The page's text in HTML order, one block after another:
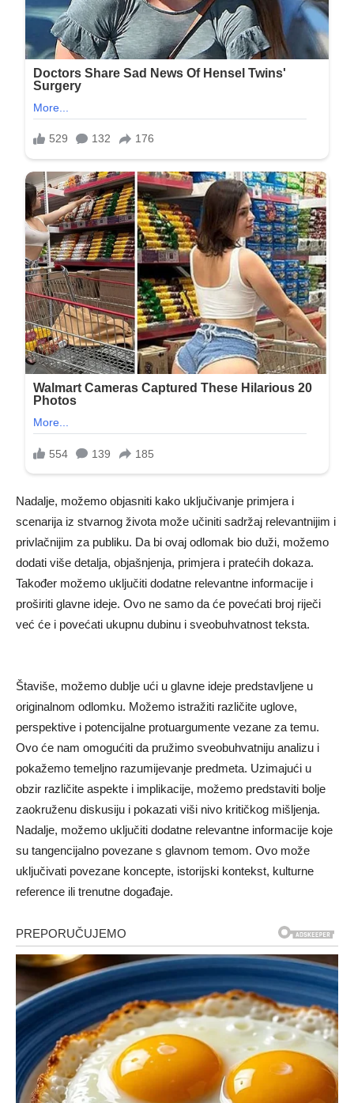
Nadalje, možemo objasniti kako uključivanje primjera i
scenarija iz stvarnog života može učiniti sadržaj relevantnijim i
privlačnijim za publiku. Da bi ovaj odlomak bio duži, možemo
dodati više detalja, objašnjenja, primjera i pratećih dokaza.
Također možemo uključiti dodatne relevantne informacije i
proširiti glavne ideje. Ovo ne samo da će povećati broj riječi
već će i povećati ukupnu dubinu i sveobuhvatnost teksta.
Štaviše, možemo dublje ući u glavne ideje predstavljene u
originalnom odlomku. Možemo istražiti različite uglove,
perspektive i potencijalne protuargumente vezane za temu.
Ovo će nam omogućiti da pružimo sveobuhvatniju analizu i
pokažemo temeljno razumijevanje predmeta. Uzimajući u
obzir različite aspekte i implikacije, možemo predstaviti bolje
zaokruženu diskusiju i pokazati viši nivo kritičkog mišljenja.
Nadalje, možemo uključiti dodatne relevantne informacije koje
su tangencijalno povezane s glavnom temom. Ovo može
uključivati ​​povezane koncepte, istorijski kontekst, kulturne
reference ili trenutne događaje.